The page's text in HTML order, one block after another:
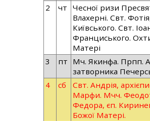
2
чт
Чесної ризи
Влахерні. Свт.
Київського. Свт.
Франциського.
Матері
3
пт Мч. Якинфа. Прпп.
затворника
4
сб
Свт. Андрія,
Марфи. Мчч.
Федора, єп.
Божої Матері.